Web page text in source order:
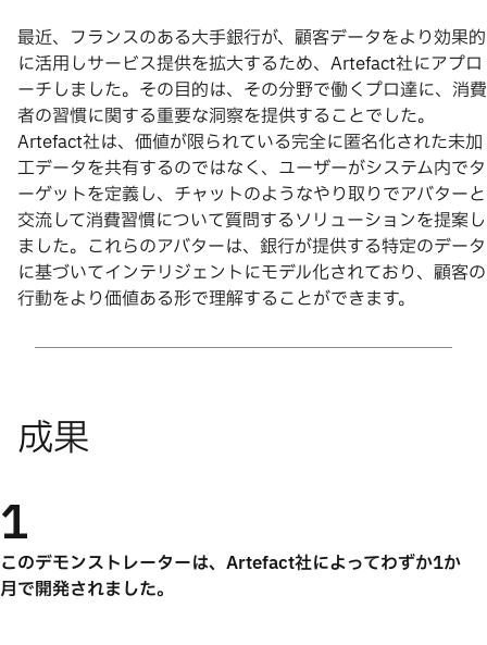
最近、フランスのある大手銀行が、顧客データをより効果的
に活用しサービス提供を拡大するため、Artefact社にアプロ
ーチしました。その目的は、その分野で働くプロ達に、消費
者の習慣に関する重要な洞察を提供することでした。
Artefact社は、価値が限られている完全に匿名化された未加
工データを共有するのではなく、ユーザーがシステム内でタ
ーゲットを定義し、チャットのようなやり取りでアバターと
交流して消費習慣について質問するソリューションを提案し
ました。これらのアバターは、銀行が提供する特定のデータ
に基づいてインテリジェントにモデル化されており、顧客の
行動をより価値ある形で理解することができます。
1
このデモンストレーターは、Artefact社によってわずか1か
月で開発されました。